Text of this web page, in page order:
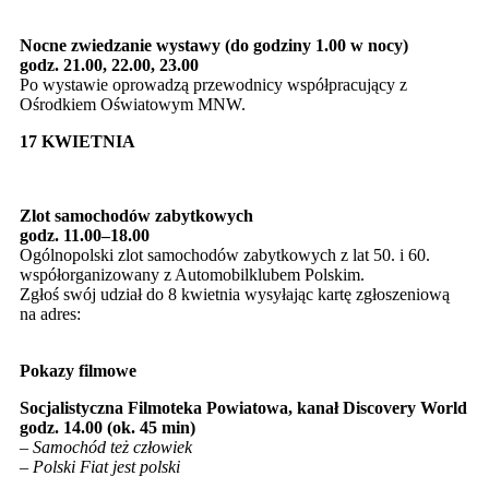
Nocne zwiedzanie wystawy (do godziny 1.00 w nocy)
godz. 21.00, 22.00, 23.00
Po wystawie oprowadzą przewodnicy współpracujący z
Ośrodkiem Oświatowym MNW.
17 KWIETNIA
Zlot samochodów zabytkowych
godz. 11.00–18.00
Ogólnopolski zlot samochodów zabytkowych z lat 50. i 60.
współorganizowany z Automobilklubem Polskim.
Zgłoś swój udział do 8 kwietnia wysyłając kartę zgłoszeniową
na adres:
Pokazy filmowe
Socjalistyczna Filmoteka Powiatowa, kanał Discovery World
godz. 14.00 (ok. 45 min)
– Samochód też człowiek
– Polski Fiat jest polski